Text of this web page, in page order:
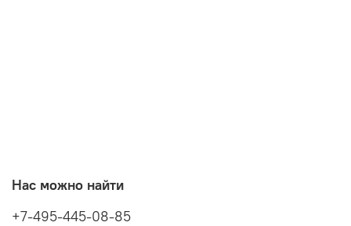
Нас можно найти
+7-495-445-08-85